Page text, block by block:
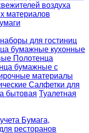
воздуха
материалов
для гостиниц
бумажные кухонные
Полотенца
бумажные с
материалы
Салфетки для
бытовая Туалетная
Бумага,
ресторанов